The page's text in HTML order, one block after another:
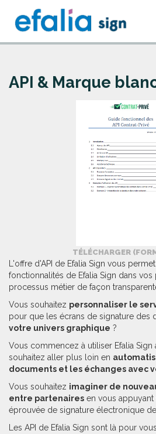
API & Marque
TÉLÉCHARGER
L'offre d'API de Efalia Sign vous
fonctionnalités de Efalia Sign dans
processus métier de façon
Vous souhaitez personnaliser le
pour que les écrans de signature des
votre univers graphique ?
Vous commencez à utiliser Efalia Sign
souhaitez aller plus loin en
documents et les échanges avec
Vous souhaitez imaginer de
entre partenaires en vous
éprouvée de signature électronique
Les API de Efalia Sign sont là pour